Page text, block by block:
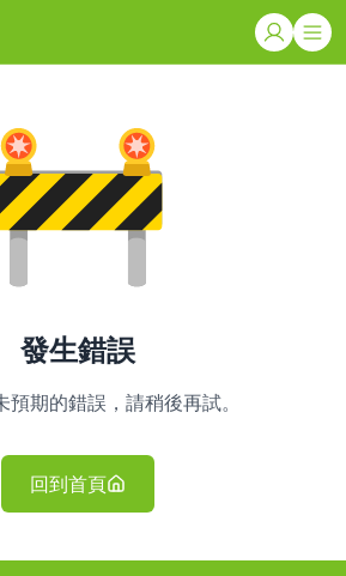
發生錯誤
預期的錯誤，請稍後再試。
回到首頁